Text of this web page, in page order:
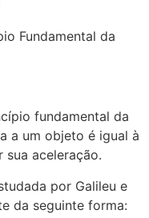
Fundamental da
fundamental da
a um objeto é igual à
aceleração.
por Galileu e
da seguinte forma: